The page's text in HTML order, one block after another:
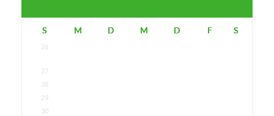
S M D M D F S
26
27
28
29
30